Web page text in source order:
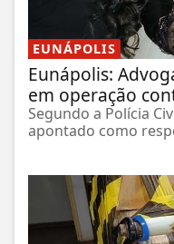
EUNÁPOLIS
Eunápolis:
em operação
Segundo a Polícia
apontado como